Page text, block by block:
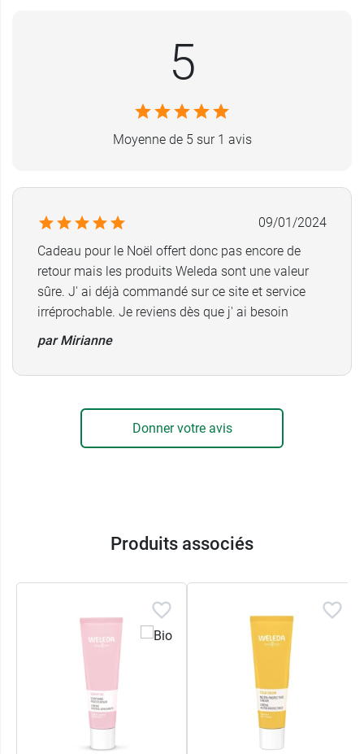
Caractéristiques spécifiques
Sans conservateur
Sans colorant
Sans parfum
Food de Weleda
en cas de sécheresses et de
gerçures.
Conditionnement : tube de 75 ml
5
Moyenne de 5 sur 1 avis
09/01/2024
Cadeau pour le Noël offert donc pas encore de
retour mais les produits Weleda sont une valeur
sûre. J' ai déjà commandé sur ce site et service
irréprochable. Je reviens dès que j' ai besoin
par Mirianne
Donner votre avis
Produits associés